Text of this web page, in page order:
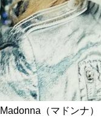
Madonna（マドンナ）